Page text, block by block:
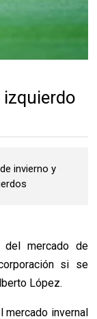
izquierdo
invierno y
del mercado de
si se
López.
mercado invernal